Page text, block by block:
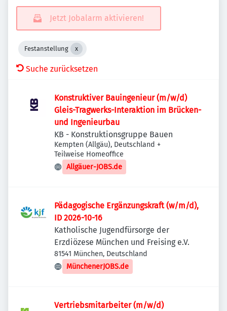
Jetzt Jobalarm aktivieren!
Festanstellung
Suche zurücksetzen
Konstruktiver Bauingenieur (m/w/d)
Gleis-Tragwerks-Interaktion im Brücken-
und Ingenieurbau
KB - Konstruktionsgruppe Bauen
Kempten (Allgäu), Deutschland +
Teilweise Homeoffice
Allgäuer-JOBS.de
Pädagogische Ergänzungskraft (w/m/d),
ID 2026-10-16
Katholische Jugendfürsorge der
Erzdiözese München und Freising e.V.
81541 München, Deutschland
MünchenerJOBS.de
Vertriebsmitarbeiter (m/w/d)